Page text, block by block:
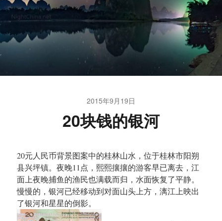
2015年9月19日
20块钱的银河
20元人民币背景图案中的桂林山水，位于桂林市阳朔
县兴坪镇。夜晚11点，熙熙攘攘的游客早已离去，江
面上夜晚捕鱼的渔民也满载而归，水面恢复了平静。
慢慢的，银河已经移动到对面山头上方，漓江上映出
了银河和星星的倒影。